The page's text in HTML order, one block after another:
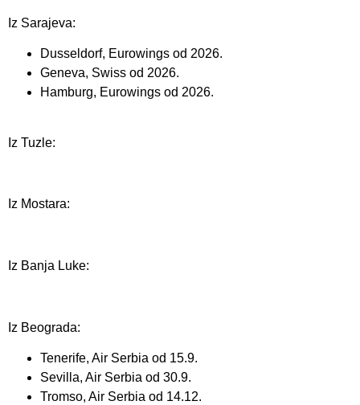
Iz Sarajeva:
Dusseldorf, Eurowings od 2026.
Geneva, Swiss od 2026.
Hamburg, Eurowings od 2026.
Iz Tuzle:
Iz Mostara:
Iz Banja Luke:
Iz Beograda:
Tenerife, Air Serbia od 15.9.
Sevilla, Air Serbia od 30.9.
Tromso, Air Serbia od 14.12.